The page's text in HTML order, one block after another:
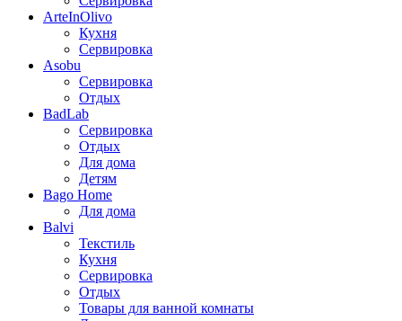
ArteInOlivo
Кухня
Сервировка
Asobu
Сервировка
Отдых
BadLab
Сервировка
Отдых
Для дома
Детям
Bago Home
Для дома
Balvi
Текстиль
Кухня
Сервировка
Отдых
Товары для ванной комнаты